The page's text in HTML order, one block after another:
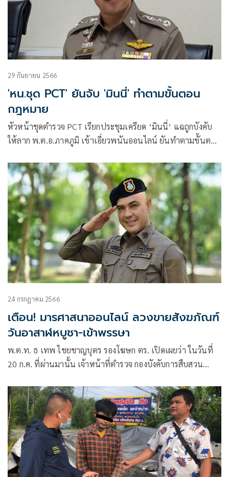
29 กันยายน 2566
'หน.ชุด PCT' ยันจับ 'มินนี่' ทำตามขั้นตอน
กฎหมาย
หัวหน้าชุดตำรวจ PCT เรียกประชุมเครียด ‘มินนี่’ แฉถูกบังคับ
ให้ลาก พ.ต.อ.ภาคภูมิ เข้าเอี่ยวพนันออนไลน์ ยันทำตามขั้นตอน
24 กรกฎาคม 2566
เตือน! มารศาสนาออนไลน์ ลวงขายสังฆภัณฑ์
วันอาสาฬหบูชา-เข้าพรรษา
พ.ต.ท. ธ เทพ ไชยชาญบุตร รองโฆษก ตร. เปิดเผยว่า ในวันที่
20 ก.ค. ที่ผ่านมานั้น เจ้าหน้าที่ตำรวจ กองบังคับการสืบสวน